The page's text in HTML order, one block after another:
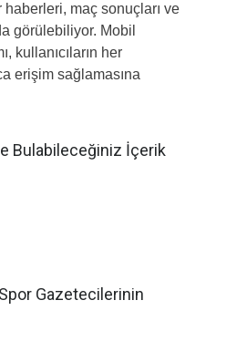
maç sonuçları ve
görülebiliyor. Mobil
kullanıcıların her
erişim sağlamasına
Bulabileceğiniz İçerik
Gazetecilerinin